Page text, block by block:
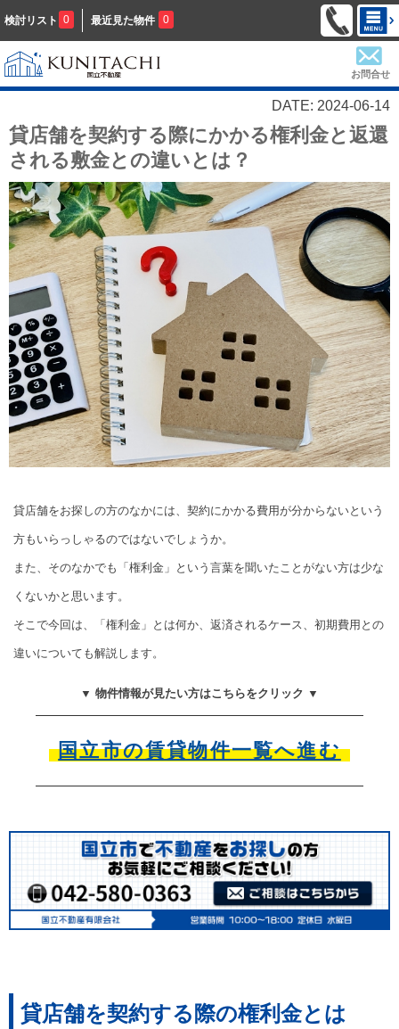
検討リスト 0 最近見た物件 0
お問合せ
DATE: 2024-06-14
貸店舗を契約する際にかかる権利金と返還
される敷金との違いとは？
貸店舗をお探しの方のなかには、契約にかかる費用が分からないという
方もいらっしゃるのではないでしょうか。
また、そのなかでも「権利金」という言葉を聞いたことがない方は少な
くないかと思います。
そこで今回は、「権利金」とは何か、返済されるケース、初期費用との
違いについても解説します。
▼ 物件情報が見たい方はこちらをクリック ▼
国立市の賃貸物件一覧へ進む
貸店舗を契約する際の権利金とは